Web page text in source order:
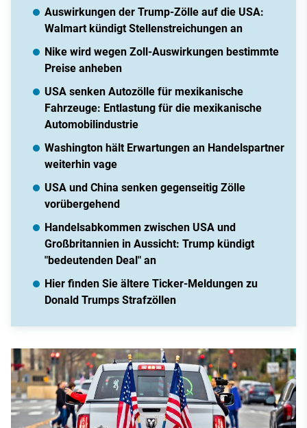
Auswirkungen der Trump-Zölle auf die USA:
Walmart kündigt Stellenstreichungen an
Nike wird wegen Zoll-Auswirkungen bestimmte
Preise anheben
USA senken Autozölle für mexikanische
Fahrzeuge: Entlastung für die mexikanische
Automobilindustrie
Washington hält Erwartungen an Handelspartner
weiterhin vage
USA und China senken gegenseitig Zölle
vorübergehend
Handelsabkommen zwischen USA und
Großbritannien in Aussicht: Trump kündigt
"bedeutenden Deal" an
Hier finden Sie ältere Ticker-Meldungen zu
Donald Trumps Strafzöllen